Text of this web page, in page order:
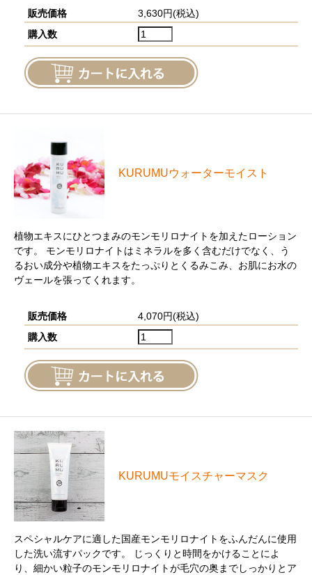
販売価格
3,630円(税込)
購入数
KURUMUウォーターモイスト
植物エキスにひとつまみのモンモリロナイトを加えたローション
です。 モンモリロナイトはミネラルを多く含むだけでなく、う
るおい成分や植物エキスをたっぷりとくるみこみ、お肌にお水の
ヴェールを張ってくれます。
販売価格
4,070円(税込)
購入数
KURUMUモイスチャーマスク
スペシャルケアに適した国産モンモリロナイトをふんだんに使用
した洗い流すパックです。 じっくりと時間をかけることによ
り、細かい粒子のモンモリロナイトが毛穴の奥までしっかりとア